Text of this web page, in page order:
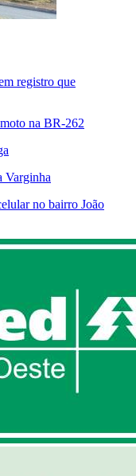
registro que
na BR-262
Varginha
no bairro João